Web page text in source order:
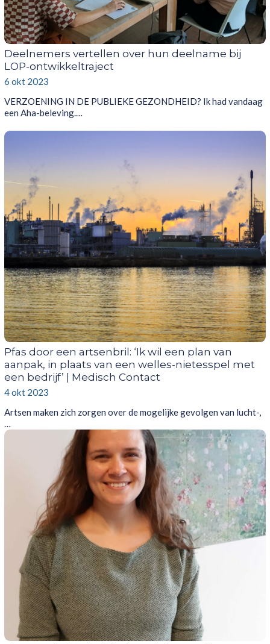
Deelnemers vertellen over hun deelname bij
LOP-ontwikkeltraject
6 okt 2023
VERZOENING IN DE PUBLIEKE GEZONDHEID? Ik had vandaag
een Aha-beleving.…
Pfas door een artsenbril: ‘Ik wil een plan van
aanpak, in plaats van een welles-nietesspel met
een bedrijf’ | Medisch Contact
4 okt 2023
Artsen maken zich zorgen over de mogelijke gevolgen van lucht-,
…